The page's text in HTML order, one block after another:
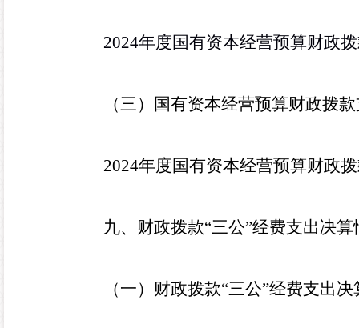
2024年度国有资本经营预算财政
（三）国有资本经营预算财政拨
2024年度国有资本经营预算财政
九、财政拨款“三公”经费支出决
（一）财政拨款“三公”经费支出